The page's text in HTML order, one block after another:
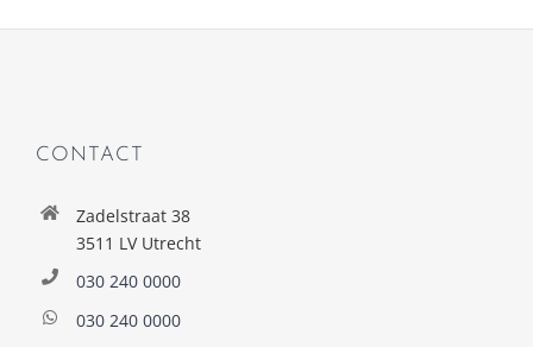
CONTACT
Zadelstraat 38
3511 LV Utrecht
030 240 0000
030 240 0000